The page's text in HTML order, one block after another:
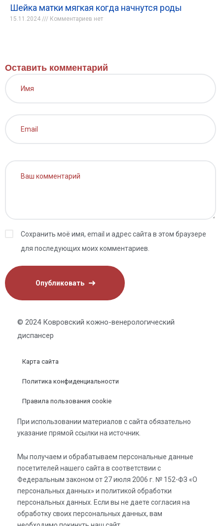
Шейка матки мягкая когда начнутся роды
15.11.2024 Комментариев нет
Оставить комментарий
Сохранить моё имя, email и адрес сайта в этом браузере
для последующих моих комментариев.
© 2024 Ковровский кожно-венерологический
диспансер
Карта сайта
Политика конфиденциальности
Правила пользования cookie
При использовании материалов с сайта обязательно
указание прямой ссылки на источник.
Мы получаем и обрабатываем персональные данные
посетителей нашего сайта в соответствии с
Федеральным законом от 27 июля 2006 г. № 152-ФЗ «О
персональных данных» и политикой обработки
персональных данных. Если вы не даете согласия на
обработку своих персональных данных, вам